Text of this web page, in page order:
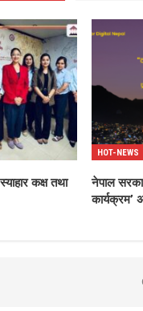
कक्ष तथा
HOT-NEWS
नेपाल
कार्यक्रम’